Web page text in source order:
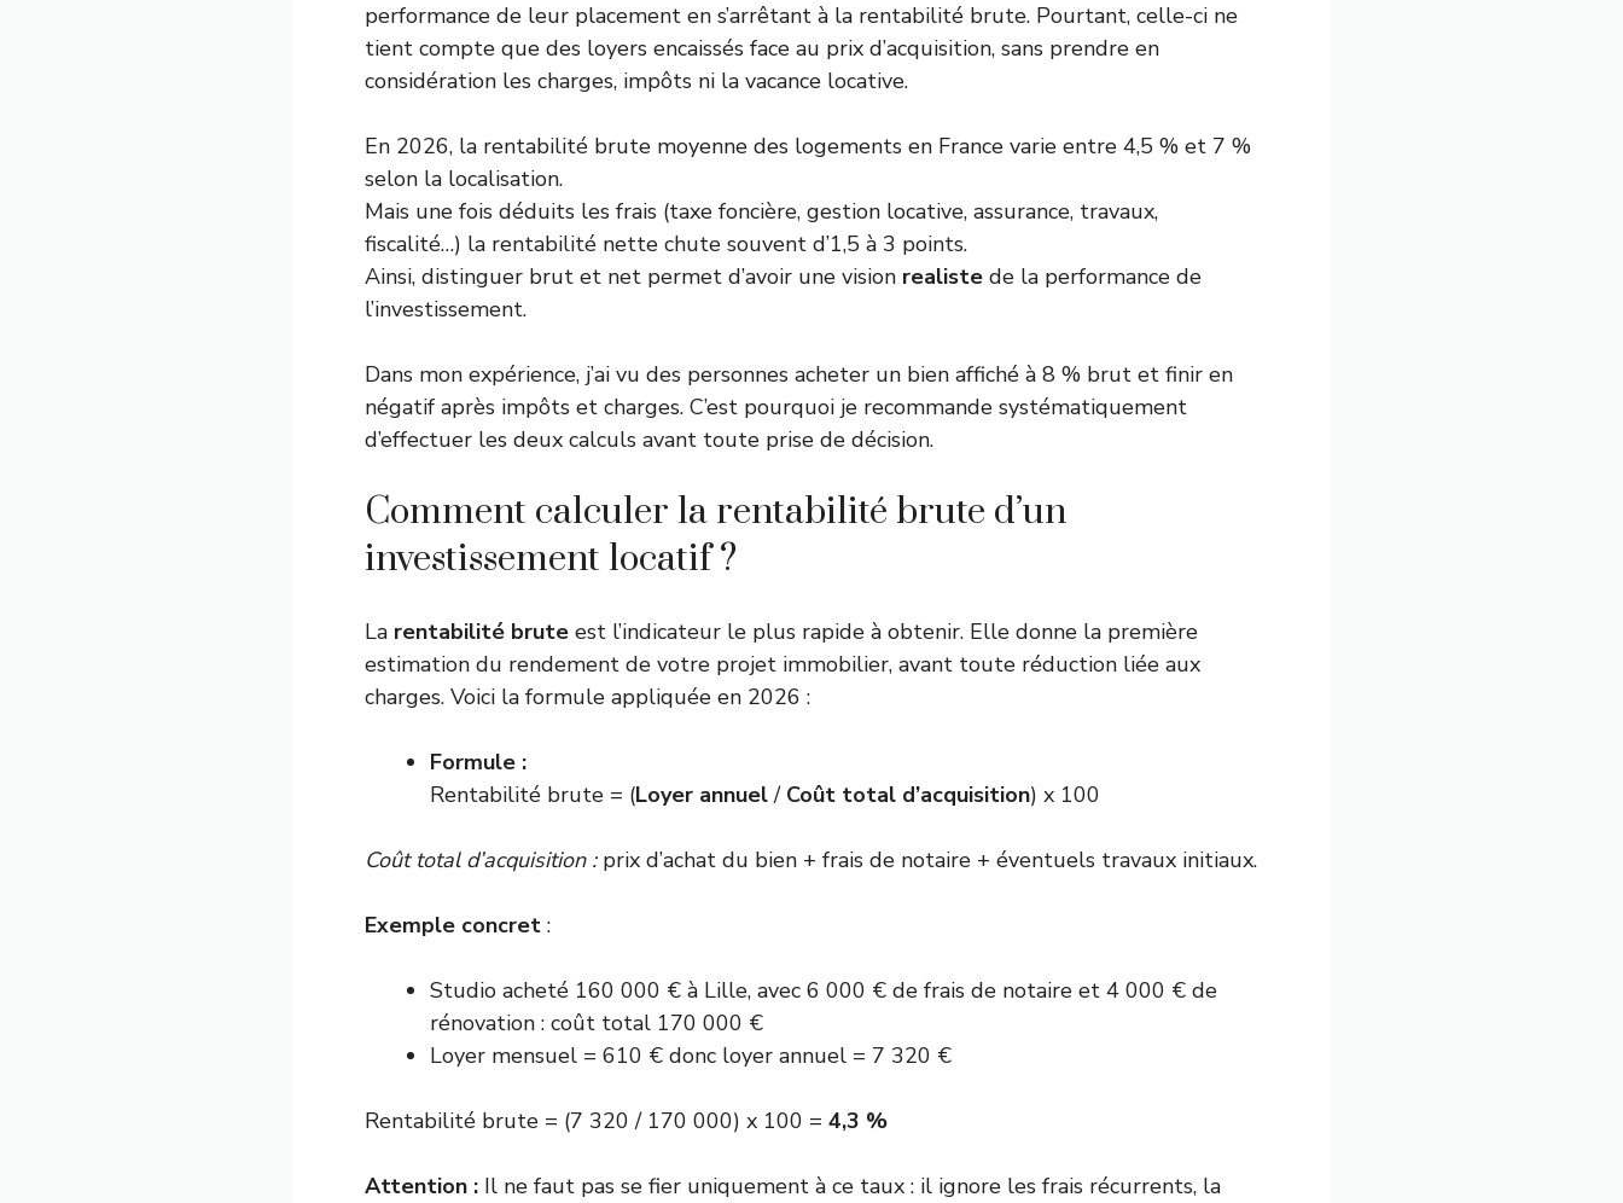
performance de leur placement en s’arrêtant à la rentabilité brute. Pourtant, celle-ci ne
tient compte que des loyers encaissés face au prix d’acquisition, sans prendre en
considération les charges, impôts ni la vacance locative.
En 2026, la rentabilité brute moyenne des logements en France varie entre 4,5 % et 7 %
selon la localisation.
Mais une fois déduits les frais (taxe foncière, gestion locative, assurance, travaux,
fiscalité…) la rentabilité nette chute souvent d’1,5 à 3 points.
Ainsi, distinguer brut et net permet d’avoir une vision realiste de la performance de
l’investissement.
Dans mon expérience, j’ai vu des personnes acheter un bien affiché à 8 % brut et finir en
négatif après impôts et charges. C’est pourquoi je recommande systématiquement
d’effectuer les deux calculs avant toute prise de décision.
Comment calculer la rentabilité brute d’un
investissement locatif ?
La rentabilité brute est l’indicateur le plus rapide à obtenir. Elle donne la première
estimation du rendement de votre projet immobilier, avant toute réduction liée aux
charges. Voici la formule appliquée en 2026 :
Formule :
Rentabilité brute = (Loyer annuel/ Coût total d’acquisition) x 100
Coût total d’acquisition :prix d’achat du bien + frais de notaire + éventuels travaux initiaux.
Exemple concret :
Studio acheté 160 000 € à Lille, avec 6 000 € de frais de notaire et 4 000 € de
rénovation : coût total 170 000 €
Loyer mensuel = 610 € donc loyer annuel = 7 320 €
Rentabilité brute = (7 320 / 170 000) x 100 = 4,3 %
Attention : Il ne faut pas se fier uniquement à ce taux : il ignore les frais récurrents, la